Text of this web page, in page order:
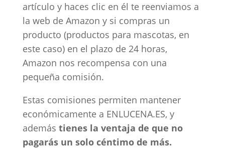
artículo y haces clic en él te reenviamos a
la web de Amazon y si compras un
producto (productos para mascotas, en
este caso) en el plazo de 24 horas,
Amazon nos recompensa con una
pequeña comisión.
Estas comisiones permiten mantener
económicamente a ENLUCENA.ES, y
además tienes la ventaja de que no
pagarás un solo céntimo de más.